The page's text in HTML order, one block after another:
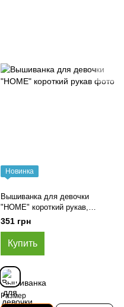
Новинка
Вышиванка для девочки
"HOME" короткий рукав,
Жёлтый, 98 (3 года)
351 грн
Купить
Размер